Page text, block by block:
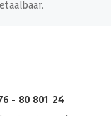
- 80 801 24